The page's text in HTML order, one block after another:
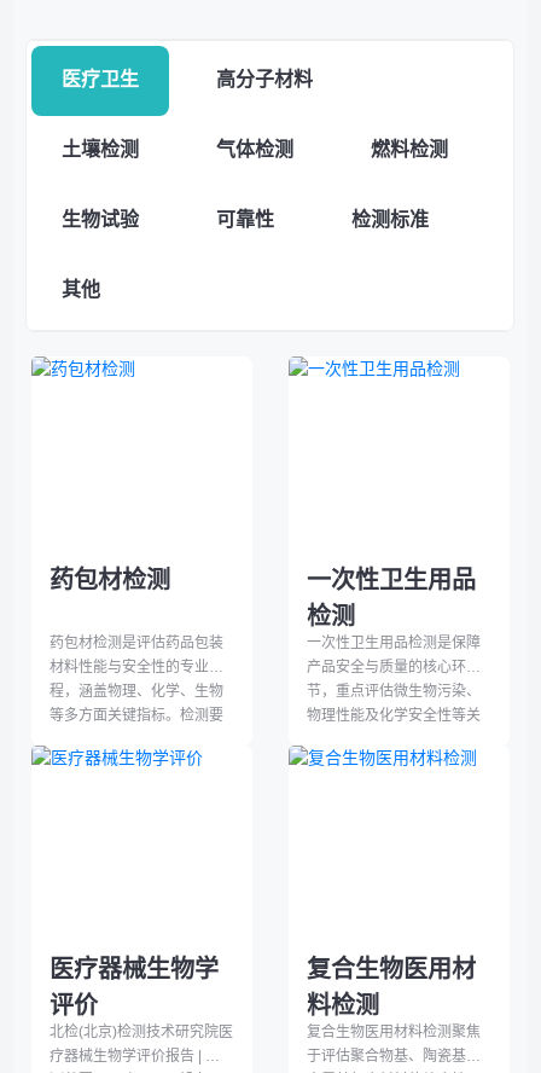
医疗卫生 高分子材料
土壤检测 气体检测 燃料检测
生物试验 可靠性 检测标准
其他
药包材检测
药包材检测是评估药品包装
材料性能与安全性的专业过
程，涵盖物理、化学、生物
等多方面关键指标。检测要
度、化学溶出物、生物相容
一次性卫生用品
检测
一次性卫生用品检测是保障
产品安全与质量的核心环
节，重点评估微生物污染、
物理性能及化学安全性等关
国内外标准，涵盖细菌总
医疗器械生物学
评价
北检(北京)检测技术研究院医
疗器械生物学评价报告 | 检
复合生物医用材
料检测
复合生物医用材料检测聚焦
于评估聚合物基、陶瓷基及